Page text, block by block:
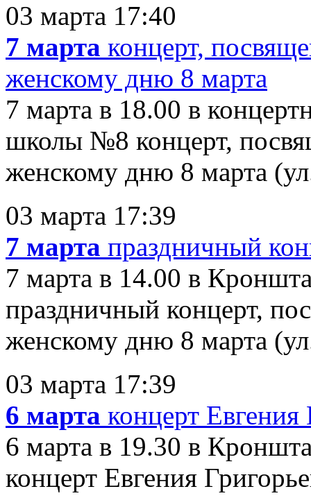
03 марта 17:40
7 марта концерт,
женскому дню 8 марта
7 марта в 18.00 в
школы №8 концерт,
женскому дню 8 марта
03 марта 17:39
7 марта праздничный
7 марта в 14.00 в
праздничный концерт,
женскому дню 8 марта
03 марта 17:39
6 марта концерт Евгения
6 марта в 19.30 в
концерт Евгения